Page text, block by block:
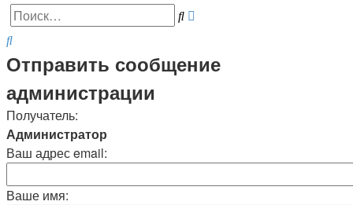
Поиск
Поиск
Отправить сообщение
администрации
Получатель:
Администратор
Ваш адрес email:
Ваше имя: